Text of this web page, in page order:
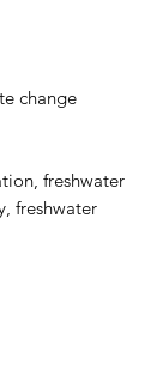
change
freshwater
freshwater